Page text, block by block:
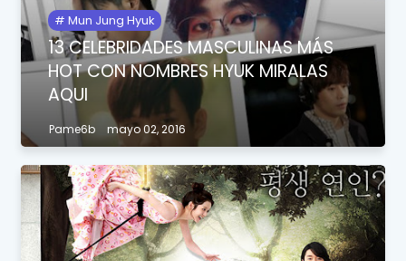
Mun Jung Hyuk
13 CELEBRIDADES MASCULINAS MÁS
HOT CON NOMBRES HYUK MIRALAS
AQUI
Pame6b mayo 02, 2016